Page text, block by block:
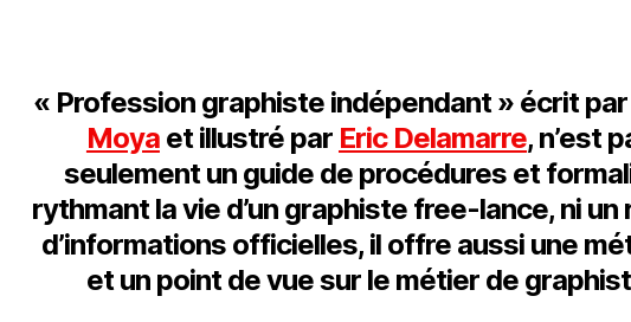
« Profession graphiste indépendant » écrit par
Moyaet illustré par Eric Delamarre, n’est
seulement un guide de procédures et
rythmant la vie d’un graphiste free-lance, ni un
d’informations officielles, il offre aussi une
et un point de vue sur le métier de